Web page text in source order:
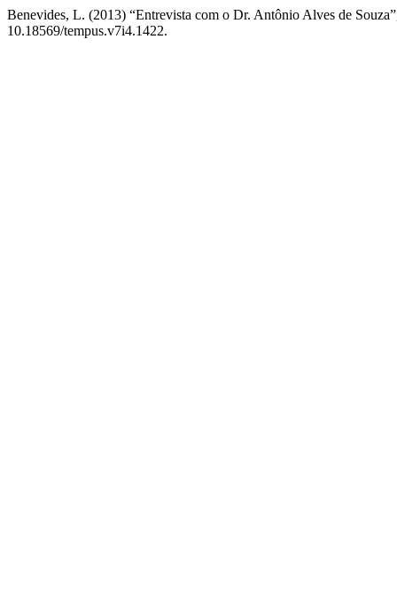
Benevides, L. (2013) “Entrevista com o Dr. Antônio Alves de
10.18569/tempus.v7i4.1422.